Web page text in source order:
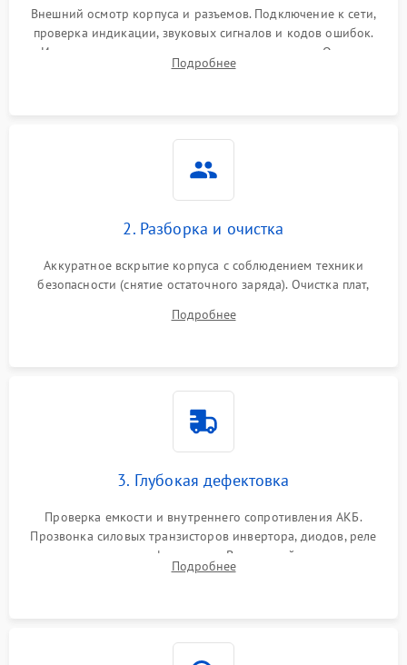
Внешний осмотр корпуса и разъемов. Подключение к сети,
проверка индикации, звуковых сигналов и кодов ошибок.
Измерение входного и выходного напряжения. Оценка
реакции ИБП на отключение основного питания без
Подробнее
2. Разборка и очистка
Аккуратное вскрытие корпуса с соблюдением техники
безопасности (снятие остаточного заряда). Очистка плат,
и кистей для предотвращения перегрева и замыканий.
Подробнее
3. Глубокая дефектовка
Проверка емкости и внутреннего сопротивления АКБ.
Прозвонка силовых транзисторов инвертора, диодов, реле
переключения и трансформатора. Визуальный поиск вздутых
конденсаторов и прогаров на печатной плате.
Подробнее